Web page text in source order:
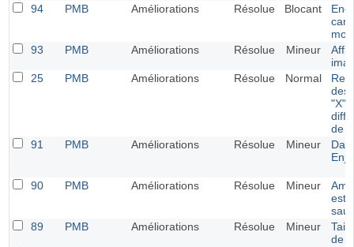
94
PMB Améliorations Résolue Blocant
93
PMB Améliorations Résolue Mineur
25
PMB Améliorations Résolue Normal
des
"X"
de
91
PMB Améliorations Résolue Mineur
90 PMB Améliorations Résolue Mineur
89
PMB Améliorations Résolue Mineur
de